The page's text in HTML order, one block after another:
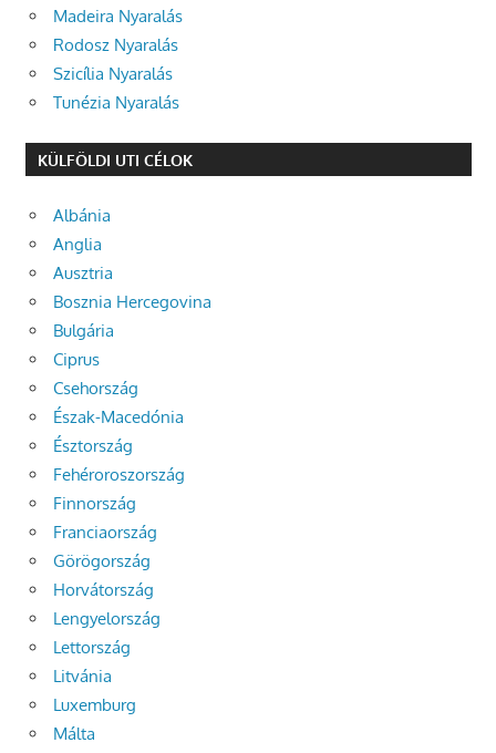
Madeira Nyaralás
Rodosz Nyaralás
Szicília Nyaralás
Tunézia Nyaralás
KÜLFÖLDI UTI CÉLOK
Albánia
Anglia
Ausztria
Bosznia Hercegovina
Bulgária
Ciprus
Csehország
Észak-Macedónia
Észtország
Fehéroroszország
Finnország
Franciaország
Görögország
Horvátország
Lengyelország
Lettország
Litvánia
Luxemburg
Málta